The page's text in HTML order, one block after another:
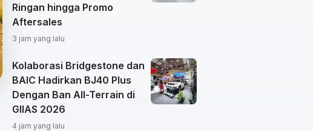
Ringan hingga Promo
Aftersales
3 jam yang lalu
Kolaborasi Bridgestone dan
BAIC Hadirkan BJ40 Plus
Dengan Ban All-Terrain di
GIIAS 2026
4 jam yang lalu